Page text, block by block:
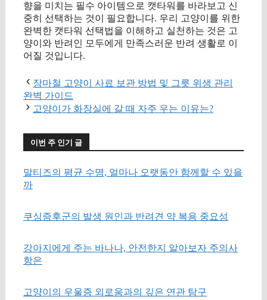
향을 미치는 필수 아이템으로 캣타워를 바라보고 신
중히 선택하는 것이 필요합니다. 우리 고양이를 위한
완벽한 캣타워 선택법을 이해하고 실천하는 것은 고
양이와 반려인 모두에게 만족스러운 반려 생활로 이
어질 것입니다.
장마철 고양이 사료 보관 방법 및 그릇 위생 관리
완벽 가이드
고양이가 화장실에 갈 때 자주 우는 이유는?
이번 주 인기 글
말티즈의 평균 수명, 얼마나 오랫동안 함께할 수 있을
까
쿠싱증후군의 발생 원인과 반려견 약 복용 중요성
강아지에게 주는 바나나, 안전한지 알아보자 주의사
항은
고양이의 우울증 외로움과의 깊은 연관 탐구